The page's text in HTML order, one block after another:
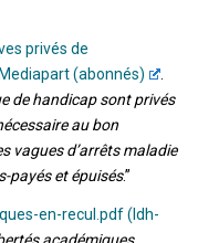
privés de
(abonnés)
.
de handicap sont privés
au bon
vagues d’arrêts maladie
payés et épuisés.”
en-recul.pdf (ldh-